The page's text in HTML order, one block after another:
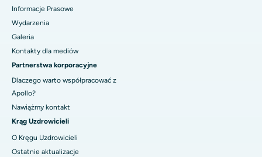
Informacje Prasowe
Wydarzenia
Galeria
Kontakty dla mediów
Partnerstwa korporacyjne
Dlaczego warto współpracować z
Apollo?
Nawiążmy kontakt
Krąg Uzdrowicieli
O Kręgu Uzdrowicieli
Ostatnie aktualizacje